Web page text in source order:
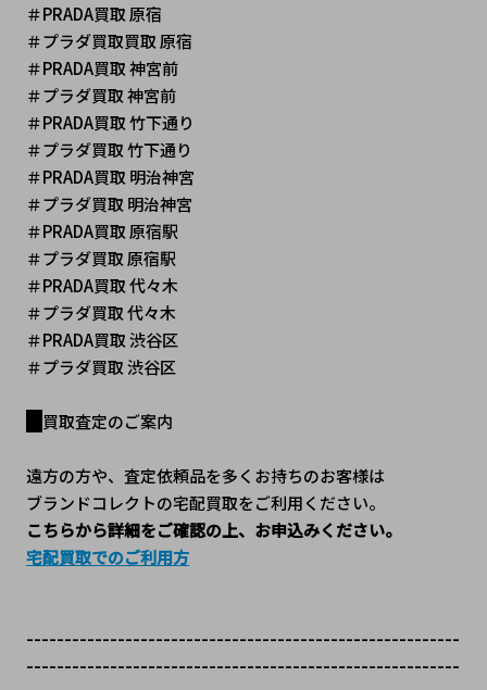
＃PRADA買取 原宿
＃プラダ買取買取 原宿
＃PRADA買取 神宮前
＃プラダ買取 神宮前
＃PRADA買取 竹下通り
＃プラダ買取 竹下通り
＃PRADA買取 明治神宮
＃プラダ買取 明治神宮
＃PRADA買取 原宿駅
＃プラダ買取 原宿駅
＃PRADA買取 代々木
＃プラダ買取 代々木
＃PRADA買取 渋谷区
＃プラダ買取 渋谷区
買取査定のご案内
遠方の方や、査定依頼品を多くお持ちのお客様は
ブランドコレクトの宅配買取をご利用ください。
こちらから詳細をご確認の上、お申込みください。
宅配買取でのご利用方
---------------------------------------------------------
---------------------------------------------------------